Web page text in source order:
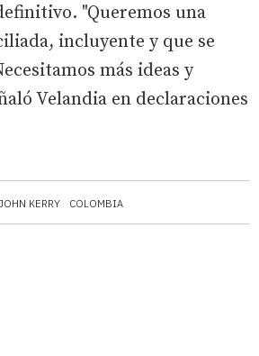
KERRY COLOMBIA
"Queremos una
incluyente y que se
más ideas y
Velandia en declaraciones